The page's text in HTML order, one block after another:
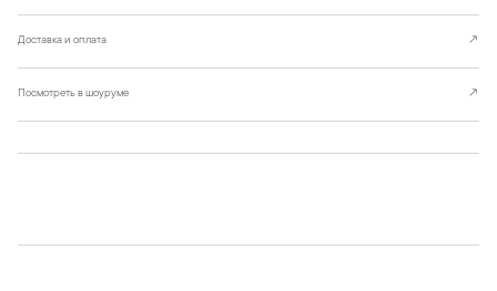
Доставка и оплата ↗
Посмотреть в шоуруме ↗